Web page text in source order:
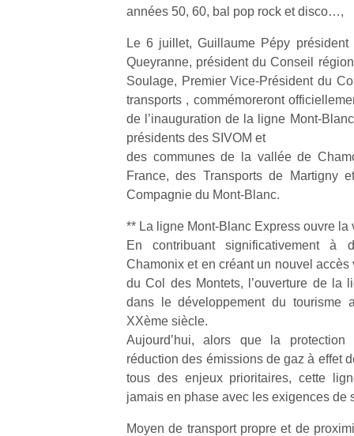
années 50, 60, bal pop rock et disco…,
Le 6 juillet, Guillaume Pépy
Queyranne, président du Conseil
Soulage, Premier Vice-Président du
transports , commémoreront
de l’inauguration de la ligne Mont-
présidents des SIVOM et
des communes de la vallée de
France, des Transports de Martigny
Compagnie du Mont-Blanc.
** La ligne Mont-Blanc Express ouvre la
En contribuant significativement à
Chamonix et en créant un nouvel
du Col des Montets, l’ouverture de la
dans le développement du tourisme
XXème siècle.
Aujourd’hui, alors que la protection
réduction des émissions de gaz à effet
tous des enjeux prioritaires, cette
jamais en phase avec les exigences de
Moyen de transport propre et de
NextGen,
une
nouvelle
trottinette
mécanique
Beeper
débordent
souvent
Varier les
occupations
n’est pas
toujours
simple.
Conjuguer
activité
physique
ou
apprentissage…
Des
trampolines
pour les
grands et
les petits !
Durant les
vacances
estivales
beaux
jours, c’est
rêvée
pour les
enfants
de